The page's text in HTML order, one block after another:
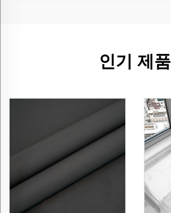
인기 제품